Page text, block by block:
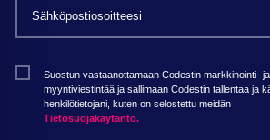
Suostun vastaanottamaan Codestin markkinointi- ja
myyntiviestintää ja sallimaan Codestin tallentaa ja
henkilötietojani, kuten on selostettu meidän
Tietosuojakäytäntö.